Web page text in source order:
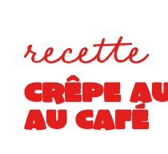
recette
CRÊPE
AU CAFÉ